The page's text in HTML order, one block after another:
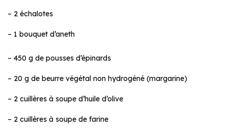
– 2 échalotes
– 1 bouquet d’aneth
– 450 g de pousses d’épinards
– 20 g de beurre végétal non hydrogéné (margarine)
– 2 cuillères à soupe d’huile d’olive
– 2 cuillères à soupe de farine